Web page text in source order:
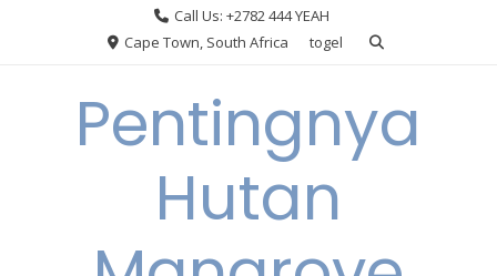
Call Us: +2782 444 YEAH
Cape Town, South Africa
togel
Pentingnya
Hutan